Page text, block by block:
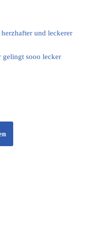
und leckerer
gelingt sooo lecker